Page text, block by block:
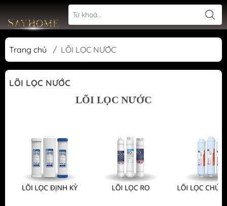
Trang chủ / LÕI LỌC NƯỚC
LÕI LỌC NƯỚC
LÕI LỌC NƯỚC